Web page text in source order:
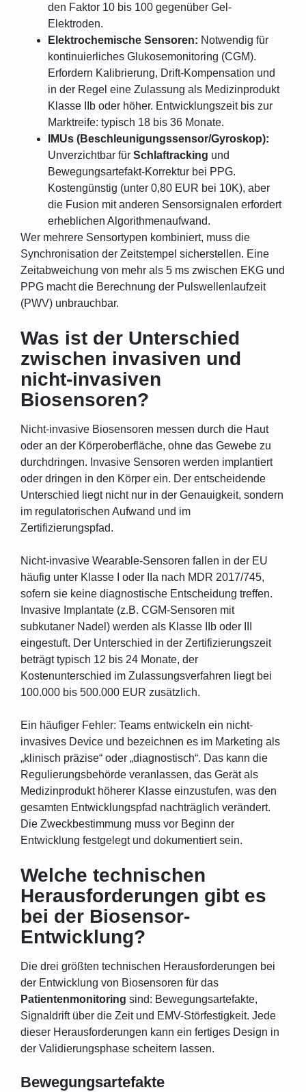
den Faktor 10 bis 100 gegenüber Gel-
Elektroden.
Elektrochemische Sensoren: Notwendig für
kontinuierliches Glukosemonitoring (CGM).
Erfordern Kalibrierung, Drift-Kompensation und
in der Regel eine Zulassung als Medizinprodukt
Klasse IIb oder höher. Entwicklungszeit bis zur
Marktreife: typisch 18 bis 36 Monate.
IMUs (Beschleunigungssensor/Gyroskop):
Unverzichtbar für Schlaftracking und
Bewegungsartefakt-Korrektur bei PPG.
Kostengünstig (unter 0,80 EUR bei 10K), aber
die Fusion mit anderen Sensorsignalen erfordert
erheblichen Algorithmenaufwand.
Wer mehrere Sensortypen kombiniert, muss die
Synchronisation der Zeitstempel sicherstellen. Eine
Zeitabweichung von mehr als 5 ms zwischen EKG und
PPG macht die Berechnung der Pulswellenlaufzeit
(PWV) unbrauchbar.
Was ist der Unterschied
zwischen invasiven und
nicht-invasiven
Biosensoren?
Nicht-invasive Biosensoren messen durch die Haut
oder an der Körperoberfläche, ohne das Gewebe zu
durchdringen. Invasive Sensoren werden implantiert
oder dringen in den Körper ein. Der entscheidende
Unterschied liegt nicht nur in der Genauigkeit, sondern
im regulatorischen Aufwand und im
Zertifizierungspfad.
Nicht-invasive Wearable-Sensoren fallen in der EU
häufig unter Klasse I oder IIa nach MDR 2017/745,
sofern sie keine diagnostische Entscheidung treffen.
Invasive Implantate (z.B. CGM-Sensoren mit
subkutaner Nadel) werden als Klasse IIb oder III
eingestuft. Der Unterschied in der Zertifizierungszeit
beträgt typisch 12 bis 24 Monate, der
Kostenunterschied im Zulassungsverfahren liegt bei
100.000 bis 500.000 EUR zusätzlich.
Ein häufiger Fehler: Teams entwickeln ein nicht-
invasives Device und bezeichnen es im Marketing als
„klinisch präzise“ oder „diagnostisch“. Das kann die
Regulierungsbehörde veranlassen, das Gerät als
Medizinprodukt höherer Klasse einzustufen, was den
gesamten Entwicklungspfad nachträglich verändert.
Die Zweckbestimmung muss vor Beginn der
Entwicklung festgelegt und dokumentiert sein.
Welche technischen
Herausforderungen gibt es
bei der Biosensor-
Entwicklung?
Die drei größten technischen Herausforderungen bei
der Entwicklung von Biosensoren für das
Patientenmonitoring sind: Bewegungsartefakte,
Signaldrift über die Zeit und EMV-Störfestigkeit. Jede
dieser Herausforderungen kann ein fertiges Design in
der Validierungsphase scheitern lassen.
Bewegungsartefakte